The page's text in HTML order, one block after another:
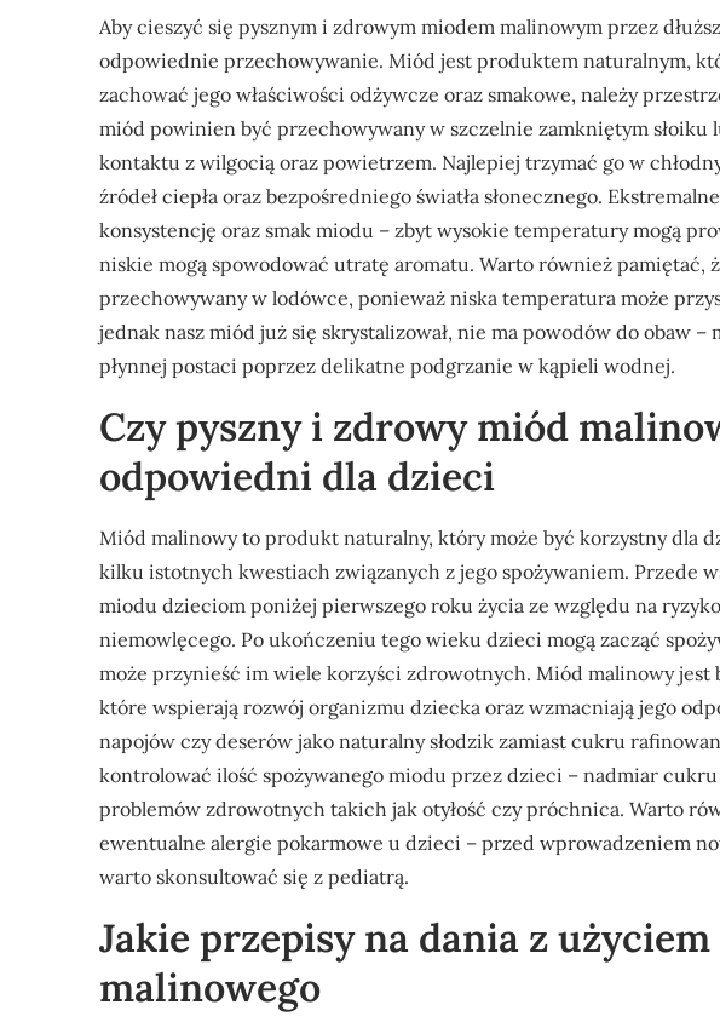
Aby cieszyć się pysznym i zdrowym miodem malinowym przez
odpowiednie przechowywanie. Miód jest produktem naturalnym,
zachować jego właściwości odżywcze oraz smakowe, należy
miód powinien być przechowywany w szczelnie zamkniętym słoiku
kontaktu z wilgocią oraz powietrzem. Najlepiej trzymać go w
źródeł ciepła oraz bezpośredniego światła słonecznego.
konsystencję oraz smak miodu – zbyt wysokie temperatury mogą
niskie mogą spowodować utratę aromatu. Warto również pamiętać,
przechowywany w lodówce, ponieważ niska temperatura może
jednak nasz miód już się skrystalizował, nie ma powodów do obaw –
płynnej postaci poprzez delikatne podgrzanie w kąpieli wodnej.
Czy pyszny i zdrowy miód
odpowiedni dla dzieci
Miód malinowy to produkt naturalny, który może być korzystny dla
kilku istotnych kwestiach związanych z jego spożywaniem. Przede
miodu dzieciom poniżej pierwszego roku życia ze względu na
niemowlęcego. Po ukończeniu tego wieku dzieci mogą zacząć
może przynieść im wiele korzyści zdrowotnych. Miód malinowy jest
które wspierają rozwój organizmu dziecka oraz wzmacniają jego
napojów czy deserów jako naturalny słodzik zamiast cukru
kontrolować ilość spożywanego miodu przez dzieci – nadmiar
problemów zdrowotnych takich jak otyłość czy próchnica. Warto
ewentualne alergie pokarmowe u dzieci – przed wprowadzeniem
warto skonsultować się z pediatrą.
Jakie przepisy na dania z
malinowego